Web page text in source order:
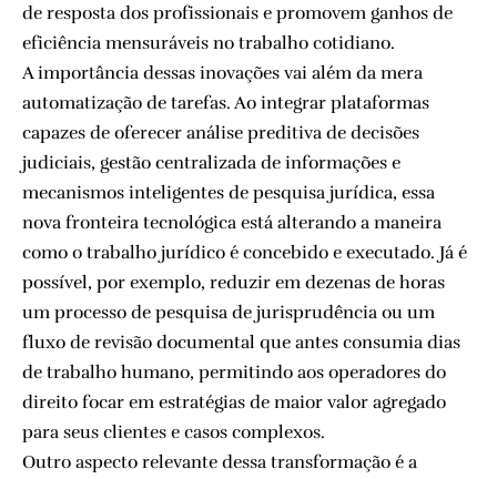
de resposta dos profissionais e promovem ganhos de
eficiência mensuráveis no trabalho cotidiano.
A importância dessas inovações vai além da mera
automatização de tarefas. Ao integrar plataformas
capazes de oferecer análise preditiva de decisões
judiciais, gestão centralizada de informações e
mecanismos inteligentes de pesquisa jurídica, essa
nova fronteira tecnológica está alterando a maneira
como o trabalho jurídico é concebido e executado. Já é
possível, por exemplo, reduzir em dezenas de horas
um processo de pesquisa de jurisprudência ou um
fluxo de revisão documental que antes consumia dias
de trabalho humano, permitindo aos operadores do
direito focar em estratégias de maior valor agregado
para seus clientes e casos complexos.
Outro aspecto relevante dessa transformação é a